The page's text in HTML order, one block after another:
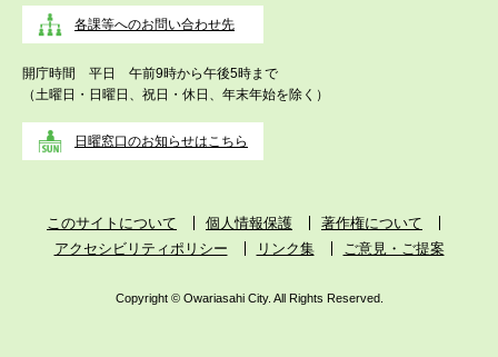
各課等へのお問い合わせ先
開庁時間 平日 午前9時から午後5時まで
（土曜日・日曜日、祝日・休日、年末年始を除く）
日曜窓口のお知らせはこちら
このサイトについて 個人情報保護
著作権について
アクセシビリティポリシー
リンク集 ご意見・ご提案
Copyright © Owariasahi City. All Rights Reserved.